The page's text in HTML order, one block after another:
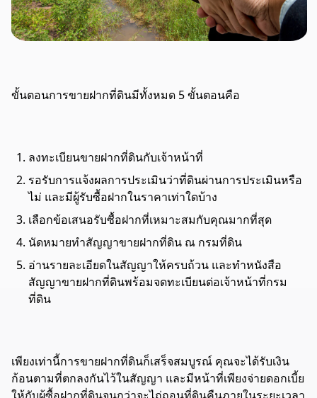
ขั้นตอนการขายฝากที่ดินมีทั้งหมด 5 ขั้นตอนคือ
ลงทะเบียนขายฝากที่ดินกับเจ้าหน้าที่
รอรับการแจ้งผลการประเมินว่าที่ดินผ่านการประเมินหรือ
ไม่ และมีผู้รับซื้อฝากในราคาเท่าใดบ้าง
เลือกข้อเสนอรับซื้อฝากที่เหมาะสมกับคุณมากที่สุด
นัดหมายทำสัญญาขายฝากที่ดิน ณ กรมที่ดิน
อ่านรายละเอียดในสัญญาให้ครบถ้วน และทำหนังสือ
สัญญาขายฝากที่ดินพร้อมจดทะเบียนต่อเจ้าหน้าที่กรม
ที่ดิน
เพียงเท่านี้การขายฝากที่ดินก็เสร็จสมบูรณ์ คุณจะได้รับเงิน
ก้อนตามที่ตกลงกันไว้ในสัญญา และมีหน้าที่เพียงจ่ายดอกเบี้ย